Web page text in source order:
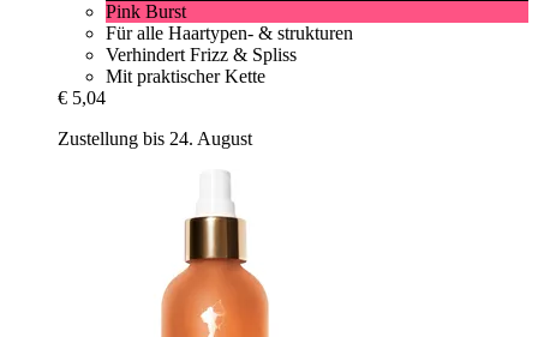
Pink Burst
Für alle Haartypen- & strukturen
Verhindert Frizz & Spliss
Mit praktischer Kette
€ 5,04
Zustellung bis 24. August